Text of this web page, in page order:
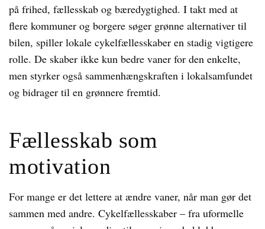
på frihed, fællesskab og bæredygtighed. I takt med at
flere kommuner og borgere søger grønne alternativer til
bilen, spiller lokale cykelfællesskaber en stadig vigtigere
rolle. De skaber ikke kun bedre vaner for den enkelte,
men styrker også sammenhængskraften i lokalsamfundet
og bidrager til en grønnere fremtid.
Fællesskab som
motivation
For mange er det lettere at ændre vaner, når man gør det
sammen med andre. Cykelfællesskaber – fra uformelle